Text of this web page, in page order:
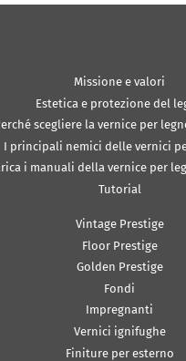
Missione e valori
Estetica e protezione del
scegliere la vernice per
I principali nemici delle vernici
i manuali della vernice per
Tutorial
Vintage Prestige
Floor Prestige
Golden Prestige
Fondi
Impregnanti
Vernici ignifughe
Finiture per esterno